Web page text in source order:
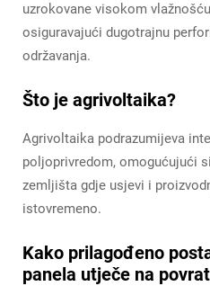
uzrokovane visokom
osiguravajući dugotrajnu
održavanja.
Što je agrivoltaika?
Agrivoltaika podrazumijeva
poljoprivredom, omogućujući
zemljišta gdje usjevi i
istovremeno.
Kako prilagođeno
panela utječe na